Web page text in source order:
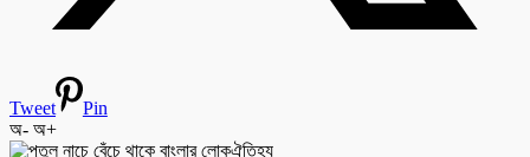
Tweet
Pin
অ- অ+